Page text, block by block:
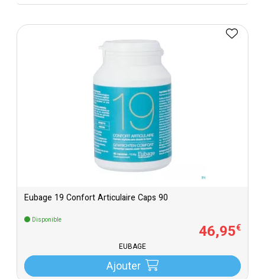
Eubage 19 Confort Articulaire Caps 90
Disponible
46,95€
EUBAGE
Ajouter